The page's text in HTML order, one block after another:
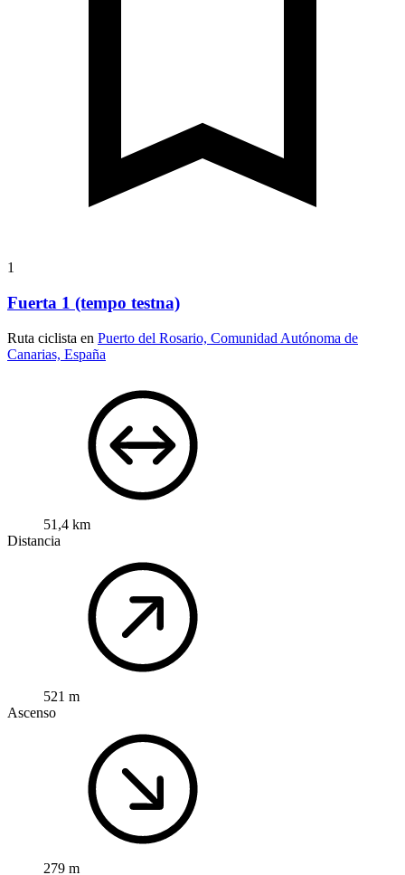
1
Fuerta 1 (tempo testna)
Ruta ciclista en Puerto del Rosario, Comunidad Autónoma de
Canarias, España
51,4 km
Distancia
521 m
Ascenso
279 m